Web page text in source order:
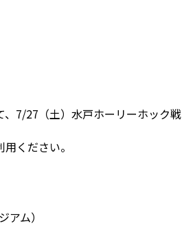
7/27（土）水戸ホーリーホック戦
ください。
ム）